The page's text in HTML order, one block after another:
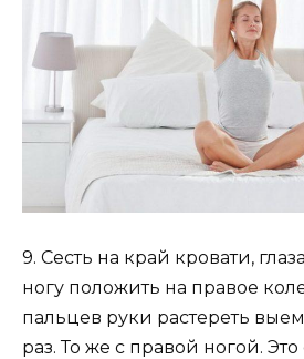
9. Сесть на край кровати,
ногу положить на правое
пальцев руки растереть
раз. То же с правой ногой.